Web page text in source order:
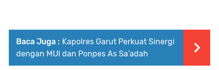
Baca Juga : Kapolres Garut Perkuat Sinergi
dengan MUI dan Ponpes As Sa’adah